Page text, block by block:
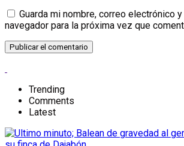
Guarda mi nombre, correo electrónico
navegador para la próxima vez que
Trending
Comments
Latest